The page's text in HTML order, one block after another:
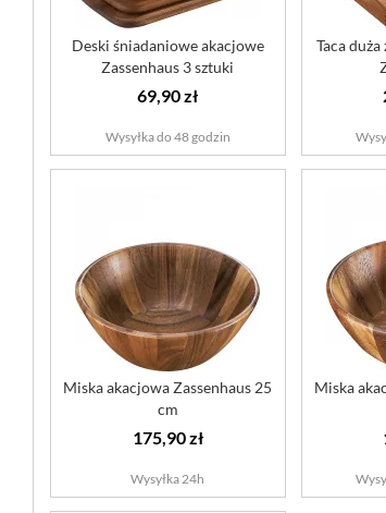
Deski śniadaniowe akacjowe
Zassenhaus 3 sztuki
69,90 zł
Wysyłka do 48 godzin
Taca
Miska akacjowa Zassenhaus 25
cm
175,90 zł
Wysyłka 24h
Miska